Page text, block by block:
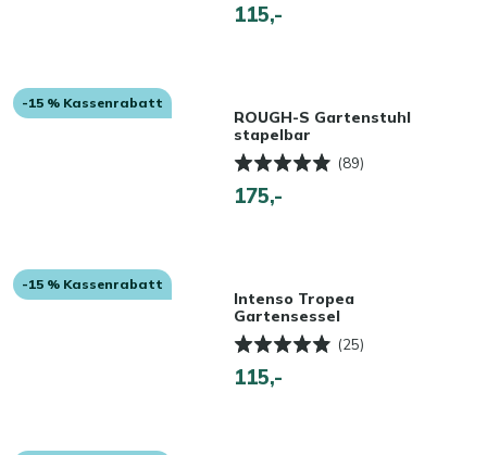
115,-
-15 % Kassenrabatt
ROUGH-S Gartenstuhl
stapelbar
(89)
175,-
-15 % Kassenrabatt
Intenso Tropea
Gartensessel
(25)
115,-